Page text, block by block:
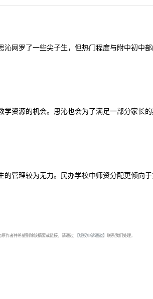
网罗了一些尖子生，但热门程度与附中初中
资源的机会。思沁也会为了满足一部分家长
管理较为无力。民办学校中师资分配更倾向
作者并希望删除该摘要或链接，请通过 【版权申诉通道】 联系我们处理。